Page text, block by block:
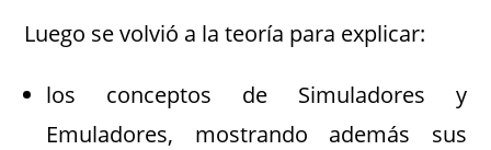
Luego se volvió a la teoría para explicar:
los conceptos de Simuladores y
Emuladores, mostrando además sus